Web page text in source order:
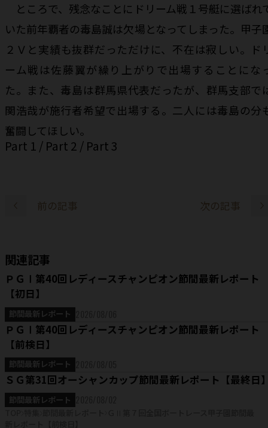
ところで、残念なことにドリーム戦１号艇に選ばれ
いた前年覇者の毒島誠は欠場となってしまった。甲子
２Ｖと実績も抜群だっただけに、不在は寂しい。ド
ーム戦は佐藤翼が繰り上がりで出場することにな
た。また、毒島は群馬県代表だったが、群馬支部で
関浩哉が施行者希望で出場する。二人には毒島の分
奮闘してほしい。
Part 1 / Part 2 / Part 3
前の記事 次の記事
関連記事
ＰＧⅠ第40回レディースチャンピオン節間最新レポート
【初日】
節間最新レポート
ＰＧⅠ第40回レディースチャンピオン節間最新レポート
【前検日】
節間最新レポート
ＳＧ第31回オーシャンカップ節間最新レポート【最終日
節間最新レポート